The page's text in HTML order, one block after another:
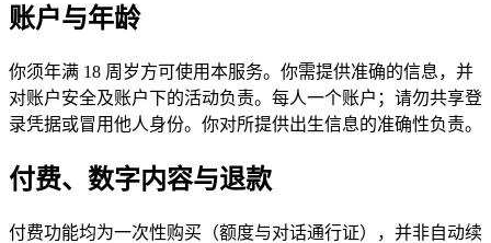
账户与年龄
你须年满 18 周岁方可使用本服务。你需提供准确的信息，并
对账户安全及账户下的活动负责。每人一个账户；请勿共享登
录凭据或冒用他人身份。你对所提供出生信息的准确性负责。
付费、数字内容与退款
付费功能均为一次性购买（额度与对话通行证），并非自动续